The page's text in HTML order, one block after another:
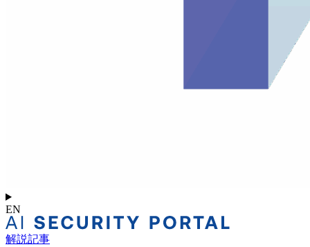
EN
解説記事